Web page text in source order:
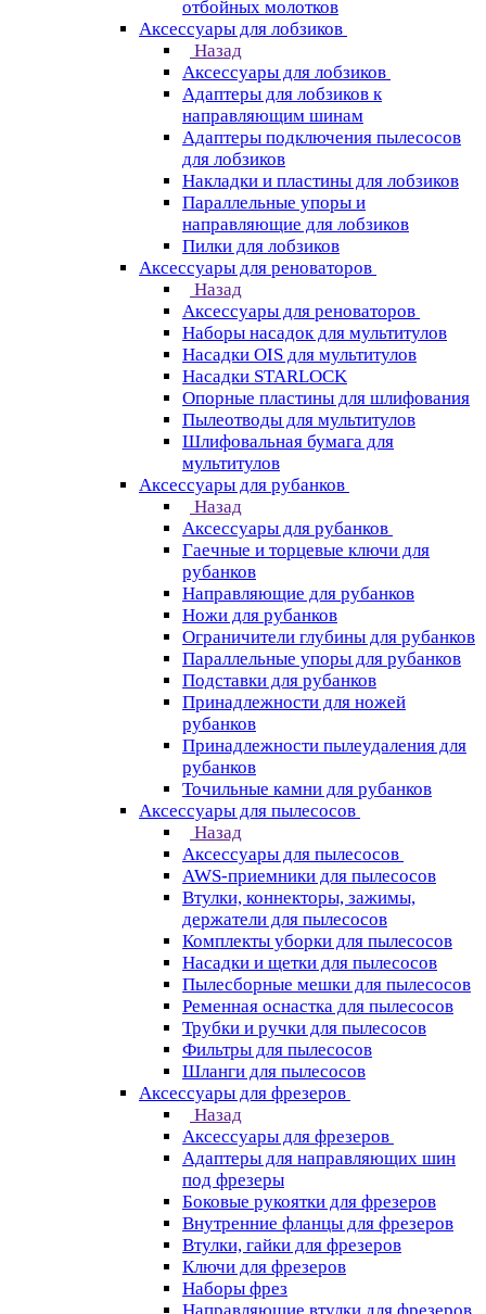
отбойных молотков
Аксессуары для лобзиков
Назад
Аксессуары для лобзиков
Адаптеры для лобзиков к
направляющим шинам
Адаптеры подключения пылесосов
для лобзиков
Накладки и пластины для лобзиков
Параллельные упоры и
направляющие для лобзиков
Пилки для лобзиков
Аксессуары для реноваторов
Назад
Аксессуары для реноваторов
Наборы насадок для мультитулов
Насадки OIS для мультитулов
Насадки STARLOCK
Опорные пластины для шлифования
Пылеотводы для мультитулов
Шлифовальная бумага для
мультитулов
Аксессуары для рубанков
Назад
Аксессуары для рубанков
Гаечные и торцевые ключи для
рубанков
Направляющие для рубанков
Ножи для рубанков
Ограничители глубины для рубанков
Параллельные упоры для рубанков
Подставки для рубанков
Принадлежности для ножей
рубанков
Принадлежности пылеудаления для
рубанков
Точильные камни для рубанков
Аксессуары для пылесосов
Назад
Аксессуары для пылесосов
AWS-приемники для пылесосов
Втулки, коннекторы, зажимы,
держатели для пылесосов
Комплекты уборки для пылесосов
Насадки и щетки для пылесосов
Пылесборные мешки для пылесосов
Ременная оснастка для пылесосов
Трубки и ручки для пылесосов
Фильтры для пылесосов
Шланги для пылесосов
Аксессуары для фрезеров
Назад
Аксессуары для фрезеров
Адаптеры для направляющих шин
под фрезеры
Боковые рукоятки для фрезеров
Внутренние фланцы для фрезеров
Втулки, гайки для фрезеров
Ключи для фрезеров
Наборы фрез